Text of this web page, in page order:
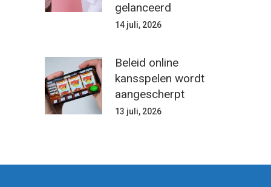
gelanceerd
14 juli, 2026
Beleid online
kansspelen wordt
aangescherpt
13 juli, 2026